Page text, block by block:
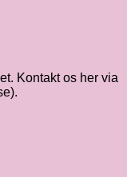
Kontakt os her via